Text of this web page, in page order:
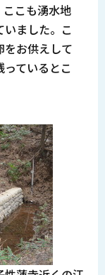
こも湧水地
いました。こ
をお供えして
ているとこ